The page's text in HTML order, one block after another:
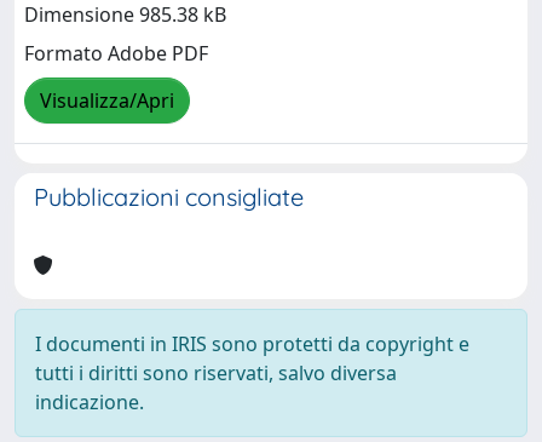
Dimensione 985.38 kB
Formato Adobe PDF
Visualizza/Apri
Pubblicazioni consigliate
I documenti in IRIS sono protetti da copyright e
tutti i diritti sono riservati, salvo diversa
indicazione.